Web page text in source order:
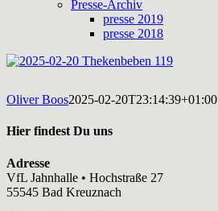
Presse-Archiv
presse 2019
presse 2018
Oliver Boos2025-02-20T23:14:39+01:00
Hier findest Du uns
Adresse
VfL Jahnhalle • Hochstraße 27
55545 Bad Kreuznach